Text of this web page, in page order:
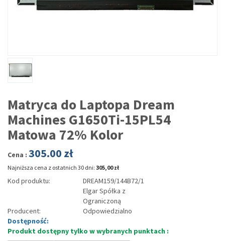
Matryca do Laptopa Dream
Machines G1650Ti-15PL54
Matowa 72% Kolor
Cena : 305.00 zł
Najniższa cena z ostatnich 30 dni: 305,00 zł
Kod produktu: DREAM159/144B72/1
Producent:
Elgar Spółka z
Ograniczoną
Odpowiedzialno
Dostępność:
Produkt dostępny tylko w wybranych punktach :